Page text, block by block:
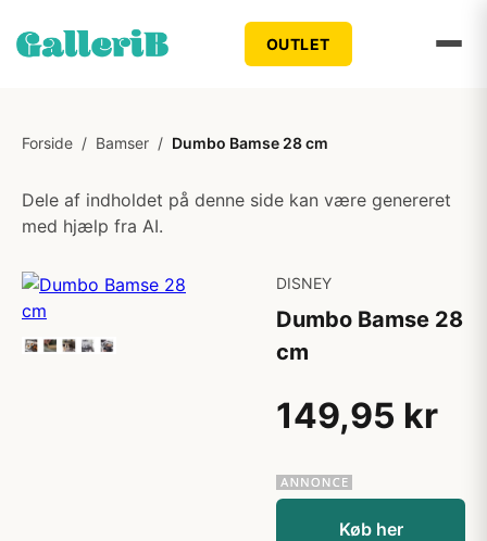
OUTLET
Forside / Bamser / Dumbo Bamse 28 cm
Dele af indholdet på denne side kan være genereret
med hjælp fra AI.
DISNEY
Dumbo Bamse 28
cm
149,95 kr
Køb her